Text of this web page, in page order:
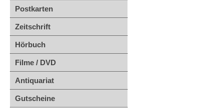
Postkarten
Zeitschrift
Hörbuch
Filme / DVD
Antiquariat
Gutscheine